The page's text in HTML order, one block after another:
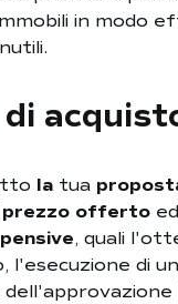
in modo
la tua
prezzo offerto
, quali
l'esecuzione di